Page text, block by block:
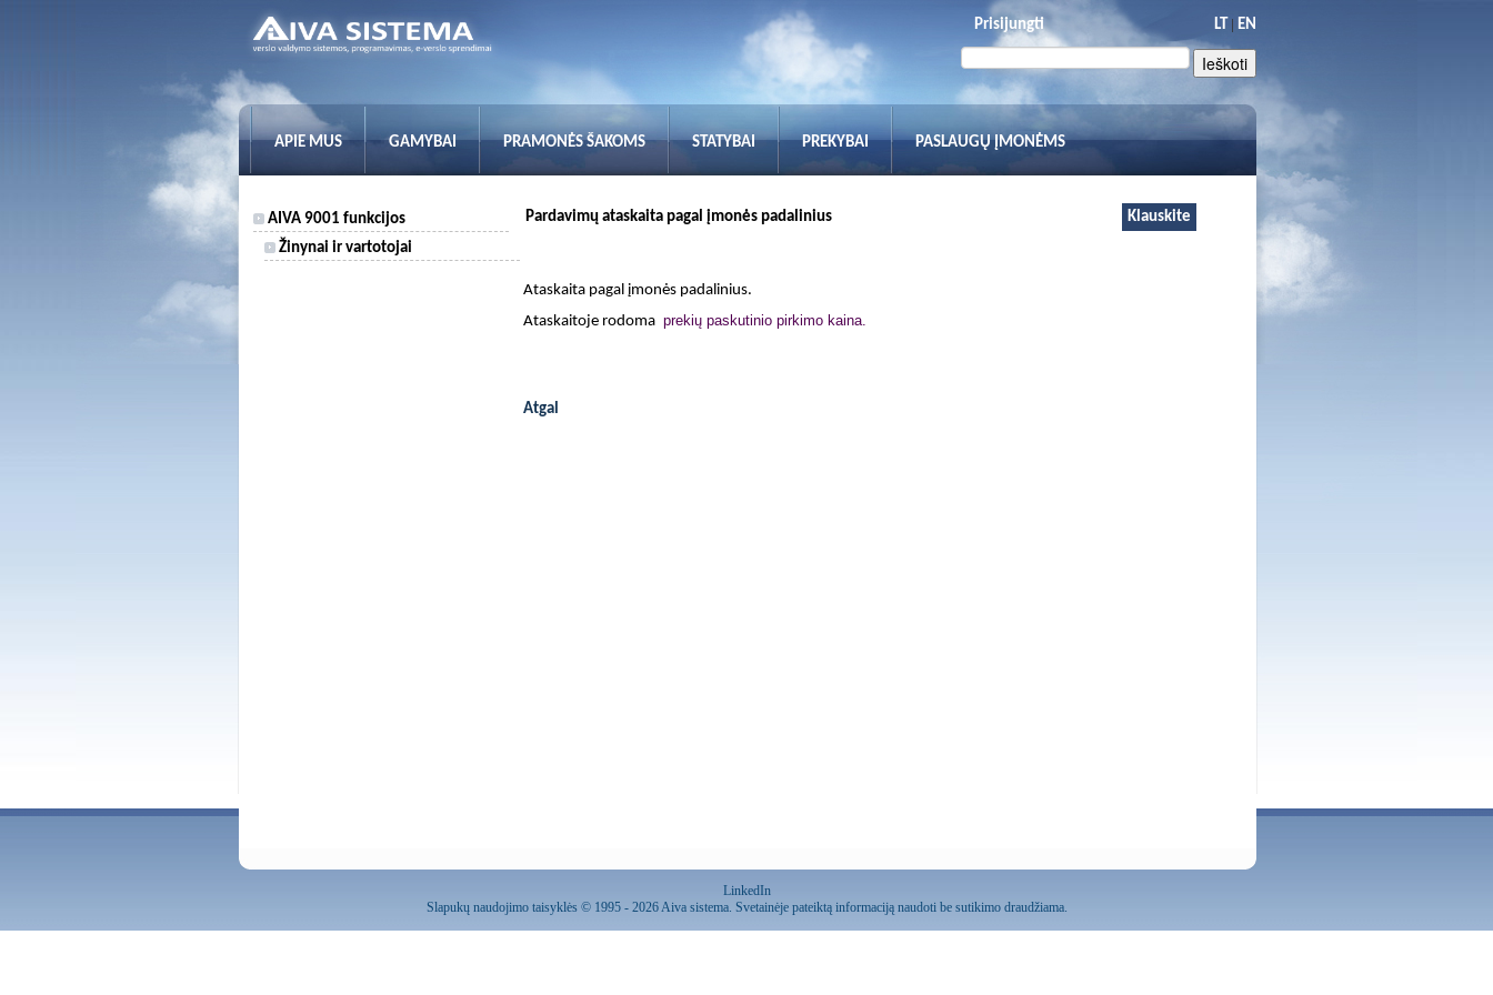
Prisijungti LT| EN
APIE MUS GAMYBAI PRAMONĖS ŠAKOMS STATYBAI PREKYBAI PASLAUGŲ ĮMONĖMS
AIVA 9001 funkcijos
Žinynai ir vartotojai
Pardavimų ataskaita pagal įmonės padalinius Klauskite
Ataskaita pagal įmonės padalinius.
Ataskaitoje rodoma prekių paskutinio pirkimo kaina.
Atgal
LinkedIn
Slapukų naudojimo taisyklės© 1995 - 2026 Aiva sistema. Svetainėje pateiktą informaciją naudoti be sutikimo draudžiama.